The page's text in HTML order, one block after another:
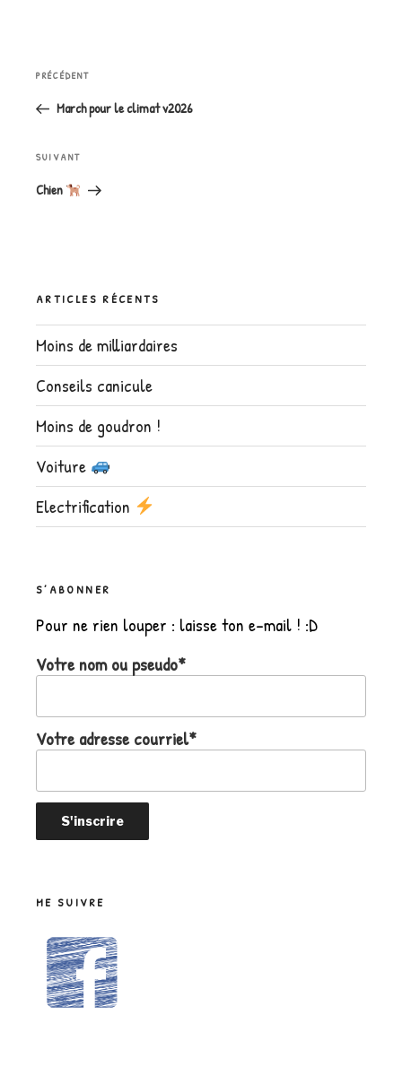
de
l’article
Article
précédent
PRÉCÉDENT
March pour le climat v2026
Article
suivant
SUIVANT
Chien
ARTICLES RÉCENTS
Moins de milliardaires
Conseils canicule
Moins de goudron !
Voiture
Electrification
S’ABONNER
Pour ne rien louper : laisse ton e-mail ! :D
Votre nom ou pseudo*
Votre adresse courriel*
ME SUIVRE